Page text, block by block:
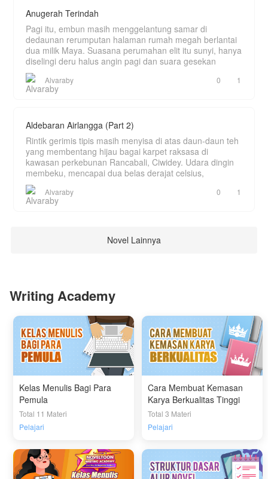
Anugerah Terindah
Pagi itu, embun masih menggelantung samar di
dedaunan rerumputan halaman rumah megah berlantai
dua milik Maya. Suasana perumahan elit itu sunyi, hanya
diselingi deru halus angin pagi dan suara gesekan
Alvaraby 0 1
Aldebaran Airlangga (Part 2)
Rintik gerimis tipis masih menyisa di atas daun-daun teh
yang membentang hijau bagai karpet raksasa di
kawasan perkebunan Rancabali, Ciwidey. Udara dingin
membeku, mencapai dua belas derajat celsius,
Alvaraby 0 1
Novel Lainnya
Writing Academy
Kelas Menulis Bagi Para
Pemula
Total 11 Materi
Pelajari
Cara Membuat Kemasan
Karya Berkualitas Tinggi
Total 3 Materi
Pelajari